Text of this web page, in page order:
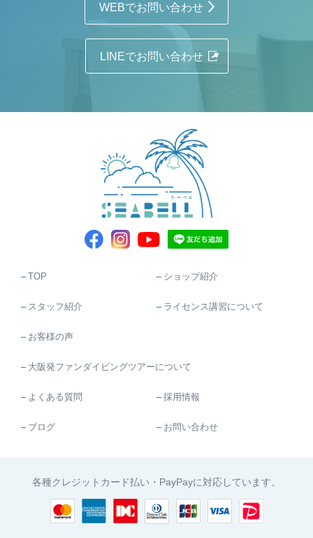
WEBでお問い合わせ
LINEでお問い合わせ
TOP ショップ紹介
スタッフ紹介 ライセンス講習について
お客様の声
大阪発ファンダイビングツアーについて
よくある質問 採用情報
ブログ お問い合わせ
各種クレジットカード払い・PayPayに対応しています。